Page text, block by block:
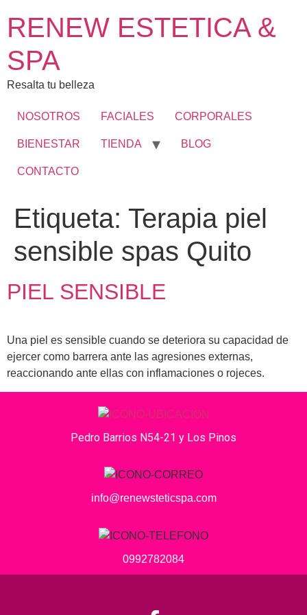
RENEW ESTETICA &
SPA
Resalta tu belleza
NOSOTROS FACIALES CORPORALES
BIENESTAR TIENDA BLOG
CONTACTO
Etiqueta: Terapia piel
sensible spas Quito
PIEL SENSIBLE
Una piel es sensible cuando se deteriora su capacidad de
ejercer como barrera ante las agresiones externas,
reaccionando ante ellas con inflamaciones o rojeces.
Pedro Barrios N54-21 y Los Pinos
info@renewsteticspa.com
0992782084